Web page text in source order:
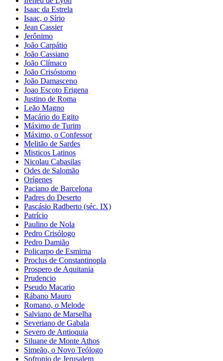
Isaac da Estrela
Isaac, o Sírio
Jean Cassier
Jerônimo
João Carpátio
João Cassiano
João Clímaco
João Crisóstomo
João Damasceno
Joao Escoto Erigena
Justino de Roma
Leão Magno
Macário do Egito
Máximo de Turim
Máximo, o Confessor
Melitão de Sardes
Misticos Latinos
Nicolau Cabasilas
Odes de Salomão
Orígenes
Paciano de Barcelona
Padres do Deserto
Pascásio Radberto (séc. IX)
Patrício
Paulino de Nola
Pedro Crisólogo
Pedro Damião
Policarpo de Esmirna
Proclus de Constantinopla
Prospero de Aquitania
Prudencio
Pseudo Macario
Rábano Mauro
Romano, o Melode
Salviano de Marselha
Severiano de Gabala
Severo de Antioquia
Siluane de Monte Athos
Simeão, o Novo Teólogo
Sofronio de Jerusalem